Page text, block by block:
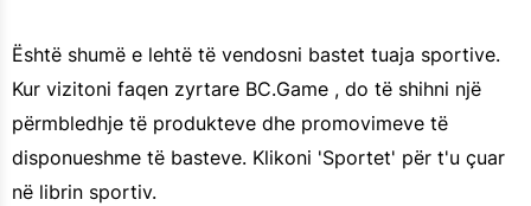
Është shumë e lehtë të vendosni bastet tuaja sportive.
Kur vizitoni faqen zyrtare BC.Game , do të shihni një
përmbledhje të produkteve dhe promovimeve të
disponueshme të basteve. Klikoni 'Sportet' për t'u çuar
në librin sportiv.